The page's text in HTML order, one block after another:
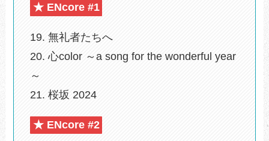
★ ENcore #1
19. 無礼者たちへ
20. 心color ～a song for the wonderful year
～
21. 桜坂 2024
★ ENcore #2